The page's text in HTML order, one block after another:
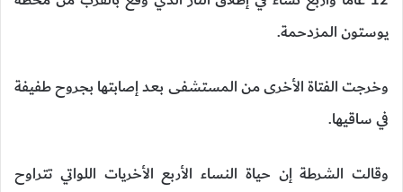
يوستون المزدحمة.
وخرجت الفتاة الأخرى من المستشفى بعد إصابتها بجروح طفيفة
في ساقيها.
وقالت الشرطة إن حياة النساء الأربع الأخريات اللواتي تتراوح